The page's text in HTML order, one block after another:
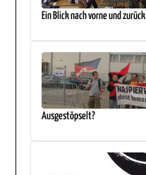
Ein Blick nach vorne und zurück
Ausgestöpselt?